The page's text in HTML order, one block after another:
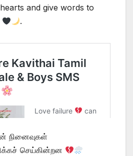
and give words to
.
நினைவுகள்
செய்கின்றன